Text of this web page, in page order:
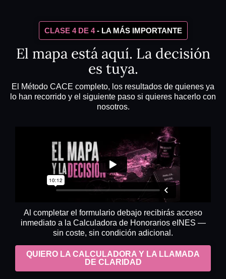
CLASE 4 DE 4- LA MÁS IMPORTANTE
El mapa está aquí. La decisión
es tuya.
El Método CACE completo, los resultados de quienes ya
lo han recorrido y el siguiente paso si quieres hacerlo con
nosotros.
Al completar el formulario debajo recibirás acceso
inmediato a la Calculadora de Honorarios eINES —
sin coste, sin condición adicional.
QUIERO LA CALCULADORA Y LA LLAMADA
DE CLARIDAD